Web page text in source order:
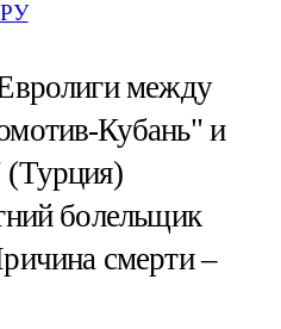
между
Кубань" и
болельщик
смерти –